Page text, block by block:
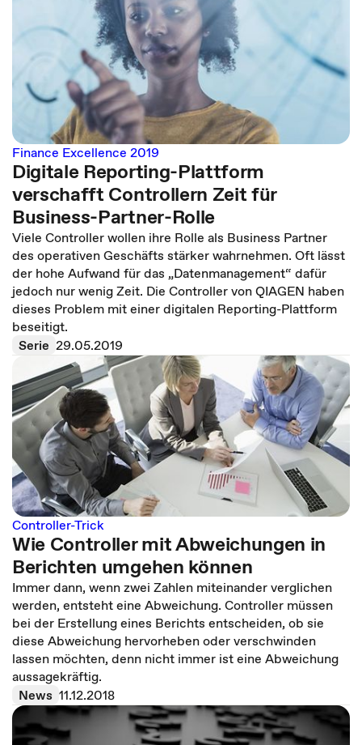
Finance Excellence 2019
Digitale Reporting-Plattform
verschafft Controllern Zeit für
Business-Partner-Rolle
Viele Controller wollen ihre Rolle als Business Partner
des operativen Geschäfts stärker wahrnehmen. Oft lässt
der hohe Aufwand für das „Datenmanagement“ dafür
jedoch nur wenig Zeit. Die Controller von QIAGEN haben
dieses Problem mit einer digitalen Reporting-Plattform
beseitigt.
Serie 29.05.2019
Controller-Trick
Wie Controller mit Abweichungen in
Berichten umgehen können
Immer dann, wenn zwei Zahlen miteinander verglichen
werden, entsteht eine Abweichung. Controller müssen
bei der Erstellung eines Berichts entscheiden, ob sie
diese Abweichung hervorheben oder verschwinden
lassen möchten, denn nicht immer ist eine Abweichung
aussagekräftig.
News 11.12.2018